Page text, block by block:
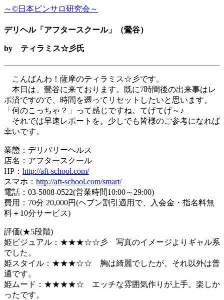
～©日本ピンサロ研究会～
デリヘル「アフタースクール」（鶯谷）
by ティラミス☆彡氏
こんばんわ！薩摩のティラミス☆彡です。
本日は、鶯谷に来ております。既に7時間後の出来事はレ
ポ済ですので、時間を遡ってリセットしたいと思います。
「何のこっちゃ？」って感じですね。てげてげ～♪
それでは早速レポートを。少しでも皆様のご参考になれば
幸いです。
業態：デリバリーヘルス
店名：アフタースクール
HP： http://aft-school.com/
スマホ： http://aft-school.com/smart/
電話：03-5808-0522(営業時間10:00～29:00)
費用：70分 20,000円(ヘブン割引適用で、入会金・指名料無
料＋10分サービス)
評価(★5段階)
姫ビジュアル：★★★☆☆彡 写真のイメージよりギャル系
でした。
姫スタイル：★★★☆☆ 胸は綺麗でしたが、それ以外は普
通です。
姫ムード：★★★★☆ エッチな雰囲気作りが上手。楽しか
ったです。